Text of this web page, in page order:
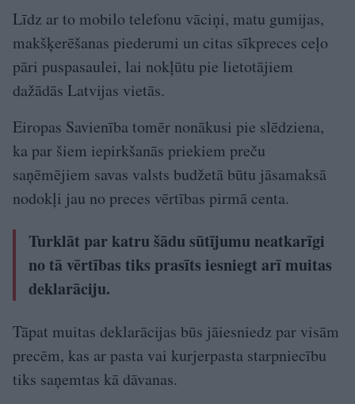
Līdz ar to mobilo telefonu vāciņi, matu gumijas,
makšķerēšanas piederumi un citas sīkpreces ceļo
pāri puspasaulei, lai nokļūtu pie lietotājiem
dažādās Latvijas vietās.
Eiropas Savienība tomēr nonākusi pie slēdziena,
ka par šiem iepirkšanās priekiem preču
saņēmējiem savas valsts budžetā būtu jāsamaksā
nodokļi jau no preces vērtības pirmā centa.
Turklāt par katru šādu sūtījumu neatkarīgi
no tā vērtības tiks prasīts iesniegt arī muitas
deklarāciju.
Tāpat muitas deklarācijas būs jāiesniedz par visām
precēm, kas ar pasta vai kurjerpasta starpniecību
tiks saņemtas kā dāvanas.